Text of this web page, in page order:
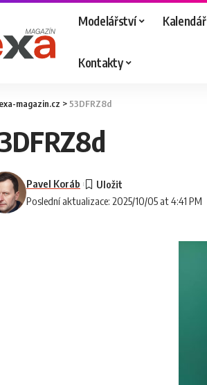
Modelářství Kalendář
Kontakty
magazin.cz > 53DFRZ8d
Poslední aktualizace: 2025/10/05 at 4:41 PM
Pavel Koráb